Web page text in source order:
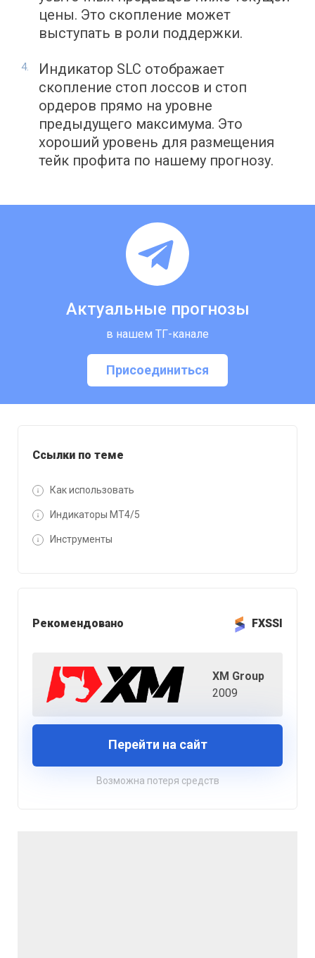
Ссылки по теме
Как использовать
Индикаторы MT4/5
Инструменты
Рекомендовано FXSSI
XM Group
2009
Перейти на сайт
Возможна потеря средств
цены. Это скопление может
выступать в роли поддержки.
Индикатор SLC отображает
скопление стоп лоссов и стоп
ордеров прямо на уровне
предыдущего максимума. Это
хороший уровень для размещения
тейк профита по нашему прогнозу.
Актуальные прогнозы
в нашем ТГ-канале
Присоединиться